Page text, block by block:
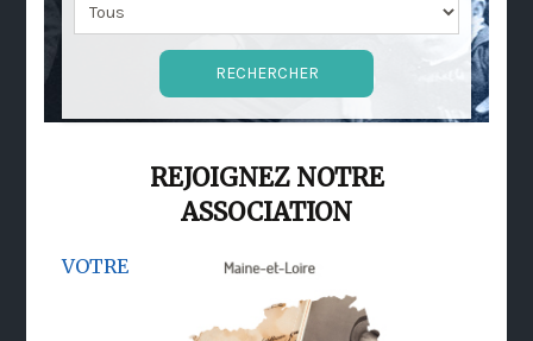
REJOIGNEZ NOTRE
ASSOCIATION
VOTRE